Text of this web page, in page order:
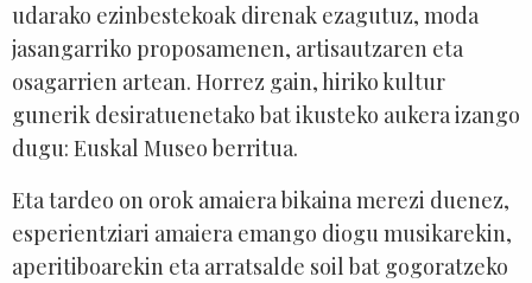
udarako ezinbestekoak direnak ezagutuz, moda
jasangarriko proposamenen, artisautzaren eta
osagarrien artean. Horrez gain, hiriko kultur
gunerik desiratuenetako bat ikusteko aukera izango
dugu: Euskal Museo berritua.
Eta tardeo on orok amaiera bikaina merezi duenez,
esperientziari amaiera emango diogu musikarekin,
aperitiboarekin eta arratsalde soil bat gogoratzeko